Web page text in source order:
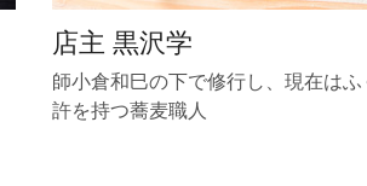
店主 黒沢学
師小倉和巳の下で修行し、現在は
許を持つ蕎麦職人